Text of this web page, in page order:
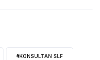
#KONSULTAN SLF